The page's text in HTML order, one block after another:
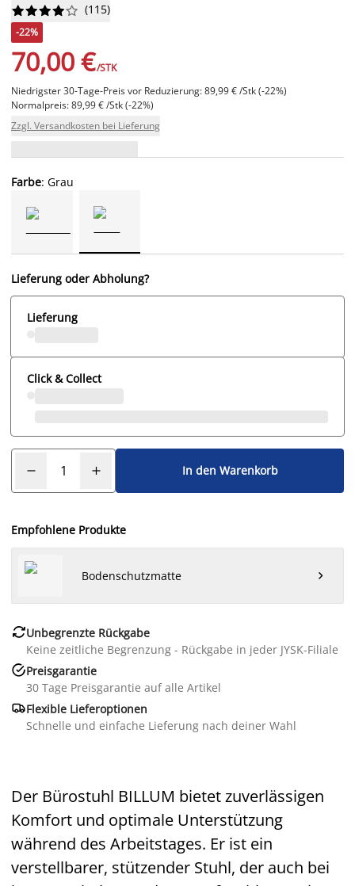





 (115)
-22%
70,00 €/STK
Niedrigster 30-Tage-Preis vor Reduzierung: 89,99 € /Stk (-22%)
Normalpreis: 89,99 € /Stk (-22%)
Zzgl. Versandkosten bei Lieferung
Farbe: Grau
Lieferung oder Abholung?
Lieferung
Click & Collect
In den Warenkorb
Empfohlene Produkte
Bodenschutzmatte 
Unbegrenzte Rückgabe
Keine zeitliche Begrenzung - Rückgabe in jeder JYSK-Filiale
Preisgarantie
30 Tage Preisgarantie auf alle Artikel
Flexible Lieferoptionen
Schnelle und einfache Lieferung nach deiner Wahl
Der Bürostuhl BILLUM bietet zuverlässigen
Komfort und optimale Unterstützung
während des Arbeitstages. Er ist ein
verstellbarer, stützender Stuhl, der auch bei